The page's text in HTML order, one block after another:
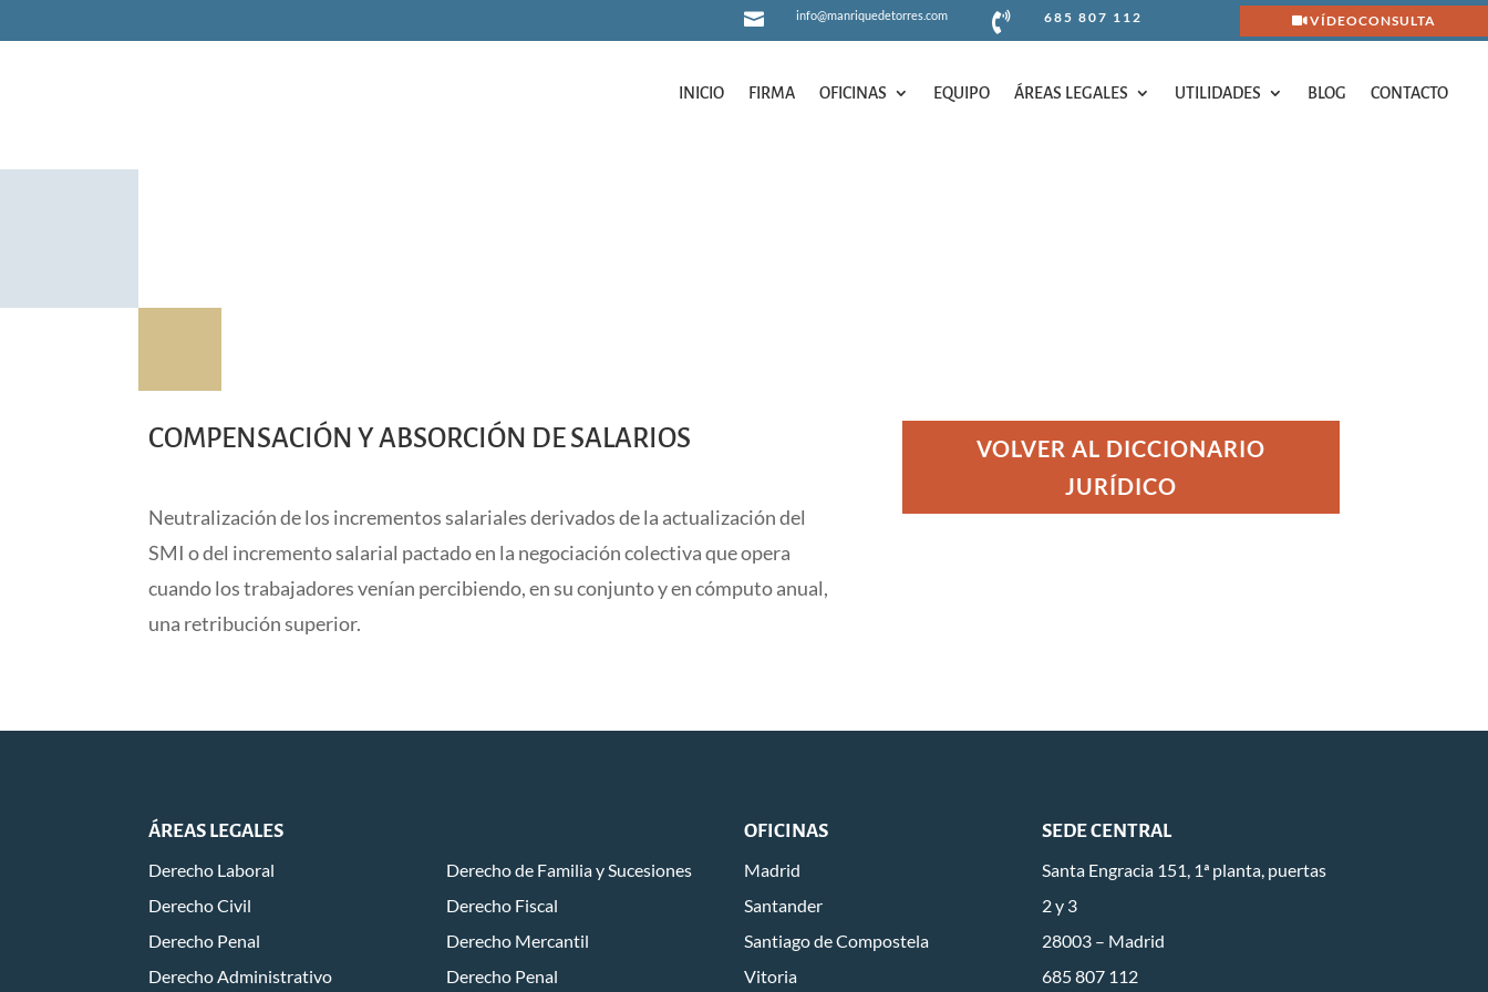
 info@manriquedetorres.com  685 807 112 VÍDEOCONSULTA
INICIO FIRMA OFICINAS EQUIPO ÁREAS LEGALES UTILIDADES BLOG CONTACTO
EQUIPO
COMPENSACIÓN Y ABSORCIÓN DE SALARIOS
Neutralización de los incrementos salariales derivados de la actualización del
SMI o del incremento salarial pactado en la negociación colectiva que opera
cuando los trabajadores venían percibiendo, en su conjunto y en cómputo anual,
una retribución superior.
VOLVER AL DICCIONARIO
JURÍDICO
ÁREAS LEGALES
Derecho Laboral
Derecho Civil
Derecho Penal
Derecho Administrativo
Derecho de Familia y Sucesiones
Derecho Fiscal
Derecho Mercantil
Derecho Penal
OFICINAS
Madrid
Santander
Santiago de Compostela
Vitoria
SEDE CENTRAL
Santa Engracia 151, 1ª planta, puertas
2 y 3
28003 – Madrid
685 807 112